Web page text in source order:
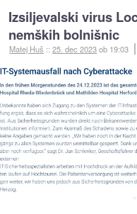
Izsiljevalski virus
nemških bolnišnic
Matej Huš ::25. dec 2023ob 19:03